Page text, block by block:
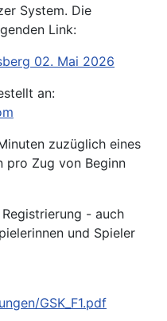
System. Die
Link:
02. Mai 2026
an:
zuzüglich eines
pro Zug von Beginn
- auch
und Spieler
GSK_F1.pdf